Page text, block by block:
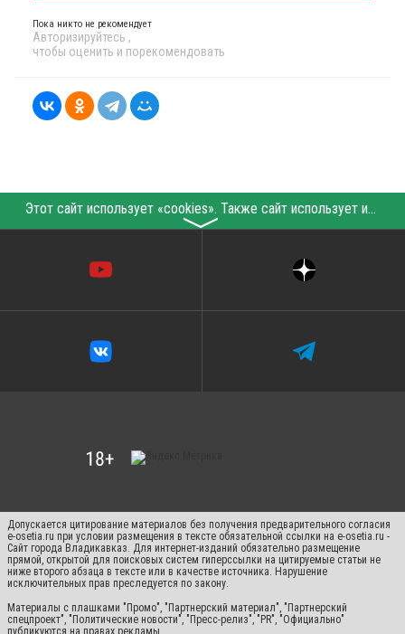
Пока никто не рекомендует
Авторизируйтесь ,
чтобы оценить и порекомендовать
Этот сайт использует «cookies». Также сайт использует интернет-сервис для сбора технических данных касательно посетителей с целью получения маркетинговой и статистической информации. Условия обработки данных посетителей сайта см.
〉
Допускается цитирование материалов без получения предварительного согласия
e-osetia.ru при условии размещения в тексте обязательной ссылки на e-osetia.ru -
Сайт города Владикавказ. Для интернет-изданий обязательно размещение
прямой, открытой для поисковых систем гиперссылки на цитируемые статьи не
ниже второго абзаца в тексте или в качестве источника. Нарушение
исключительных прав преследуется по закону.
Материалы с плашками "Промо", "Партнерский материал", "Партнерский
спецпроект", "Политические новости", "Пресс-релиз", "PR", "Официально"